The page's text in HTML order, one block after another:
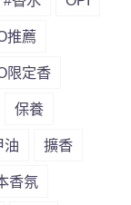
推薦
限定香
保養
油 擴香
香氛